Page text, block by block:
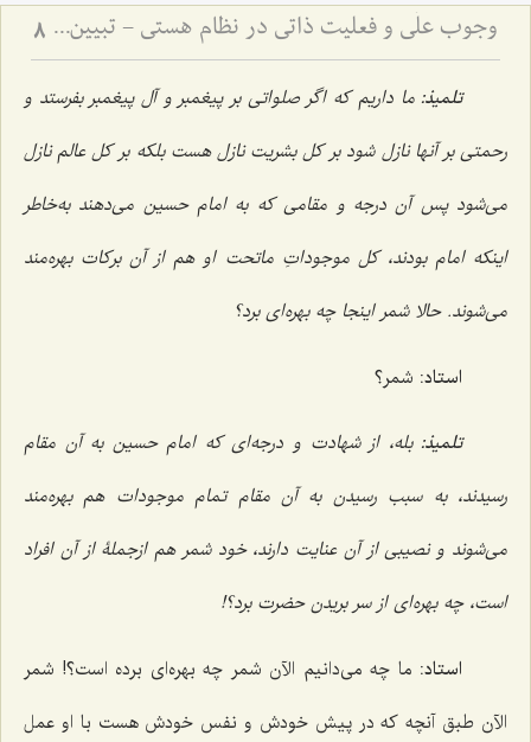
وجوب علّی و فعلیت ذاتی در نظام هستی - تبیین رابطه ضرورت علت با تحقق معلول در عالم خارج 8
تلمیذ:ما داریم که اگر صلواتی بر پیغمبر و آل پیغمبر بفرستد و
رحمتی بر آنها نازل شود بر کل بشریت نازل هست بلکه بر کل عالم نازل
می‌شود پس آن درجه و مقامی که به امام حسین می‌دهند به‌خاطر
اینکه امام بودند، کل موجوداتِ ماتحت او هم از آن برکات بهره‌مند
می‌شوند. حالا شمر اینجا چه بهره‌ای برد؟
استاد: شمر؟
تلمیذ:بله، از شهادت و درجه‌ای که امام حسین به آن مقام
رسیدند، به سبب رسیدن به آن مقام تمام موجودات هم بهره‌مند
می‌شوند و نصیبی از آن عنایت دارند، خود شمر هم ازجملۀ از آن افراد
است، چه بهره‌ای از سر بریدن حضرت برد؟!
استاد: ما چه می‌دانیم الآن شمر چه بهره‌ای برده است؟! شمر
الآن طبق آنچه که در پیش خودش و نفس خودش هست با او عمل